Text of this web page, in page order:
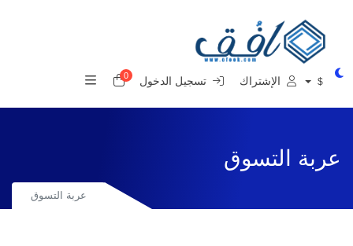
$ الإشتراك تسجيل الدخول 0 عربة التسوق
عربة التسوق
عربة التسوق